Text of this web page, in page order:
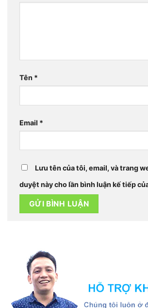
Tên *
Email *
Lưu tên của tôi, email, và trang
duyệt này cho lần bình luận kế tiếp